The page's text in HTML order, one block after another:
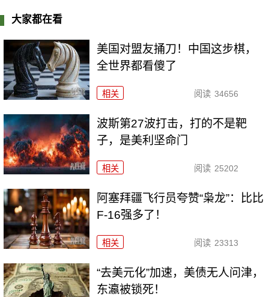
大家都在看
美国对盟友捅刀！中国这步棋，
全世界都看傻了
相关 阅读 34656
波斯第27波打击，打的不是靶
子，是美利坚命门
相关 阅读 25202
阿塞拜疆飞行员夸赞“枭龙”：比比
F-16强多了！
相关 阅读 23313
“去美元化”加速，美债无人问津，
东瀛被锁死！